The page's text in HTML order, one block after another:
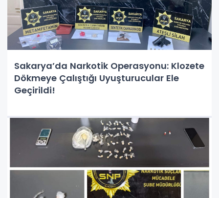
Sakarya’da Narkotik Operasyonu: Klozete
Dökmeye Çalıştığı Uyuşturucular Ele
Geçirildi!